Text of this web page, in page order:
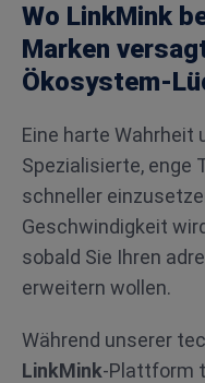
Wo LinkMink
Marken
Ökosystem-
Eine harte Wahrheit
Spezialisierte, enge
schneller
Geschwindigkeit
sobald Sie Ihren
erweitern wollen.
Während unserer
LinkMink-Plattform